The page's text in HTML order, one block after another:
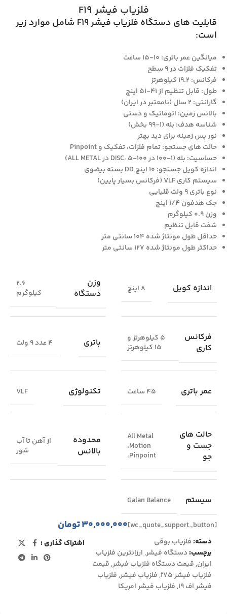
فلزیاب فیشر F19
قابلیت های دستگاه فلزیاب فیشر F19 شامل موارد زیر
است:
میانگین عمر باتری: 10-15 ساعت
تفکیک فلزات در 9 سطح
فرکانس: 19.2 کیلوهرتز
طول: قابل تنظیم از 41-51 اینچ
گارانتی: 2 سال (نامعتبر در ایران)
بالانس زمین: اتوماتیک و دستی
شناسه هدف: بله (1-99 بخش)
نور پس زمینه برای دید بهتر
حالت های جستجو: تمام فلزات، تفکیک و Pinpoint
حساسیت: بله (1-100 در DISC، 5-100 در ALL METAL)
اندازه کویل جستجو: 10 اینچ DD بسته بیضوی
سیستم کاری VLF (فرکانس بسیار پایین)
نوع باتری 9 ولت قلیایی
جک هدفون 1/4 اینچ
وزن 0.9 کیلوگرم
شفت قابل تنظیم
حداقل طول مونتاژ شده 104 سانتی متر
حداکثر طول مونتاژ شده 127 سانتی متر
اندازه کویل 8 اینچ
وزن
دستگاه
2.6
کیلوگرم
فرکانس
کاری
5 کیلوهرتز و
15 کیلوهرتز
باتری 4 عدد 9 ولت
عمر باتری 45 ساعت تکنولوژی VLF
حالت های
جست و
جو
All Metal
،Motion
،Pinpoint
محدوده
بالانس
از آهن تا آب
شور
سیستم Galan Balance
[wc_quote_support_button] ۳۰,۰۰۰,۰۰۰تومان
دسته:فلزیاب بوقی
برچسب:دستگاه فیشر,ارزانترین فلزیاب
ایران,قیمت دستگاه فلزیاب فیشر,قیمت
فلزیاب فیشر f75
,فلزیاب فیشر,فلزیاب
فیشر اف 19
,فلزیاب فیشر امریکا
اشتراک گذاری :